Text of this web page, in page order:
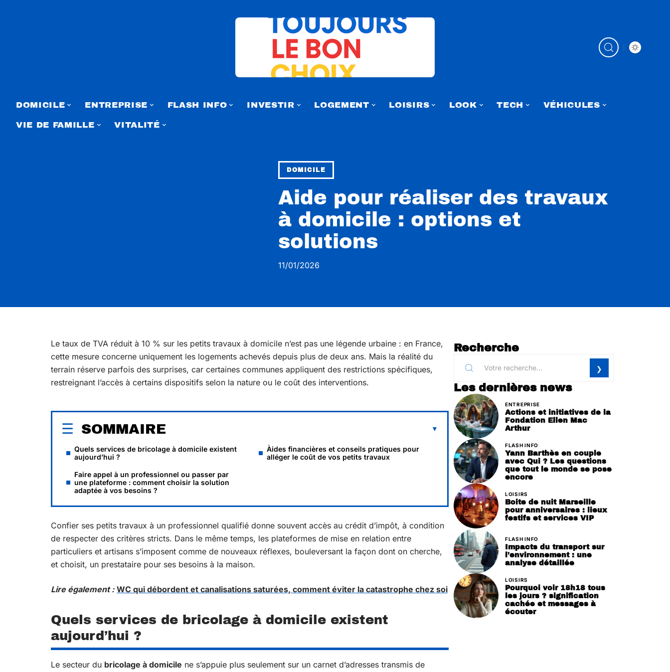
DOMICILE ENTREPRISE FLASH INFO INVESTIR LOGEMENT LOISIRS LOOK TECH VÉHICULES
VIE DE FAMILLE VITALITÉ
DOMICILE
Aide pour réaliser des travaux
à domicile : options et
solutions
11/01/2026
Le taux de TVA réduit à 10 % sur les petits travaux à domicile n’est pas une légende urbaine : en France,
cette mesure concerne uniquement les logements achevés depuis plus de deux ans. Mais la réalité du
terrain réserve parfois des surprises, car certaines communes appliquent des restrictions spécifiques,
restreignant l’accès à certains dispositifs selon la nature ou le coût des interventions.
SOMMAIRE
Quels services de bricolage à domicile existent
aujourd’hui ?
Faire appel à un professionnel ou passer par
une plateforme : comment choisir la solution
adaptée à vos besoins ?
Àides financières et conseils pratiques pour
alléger le coût de vos petits travaux
Confier ses petits travaux à un professionnel qualifié donne souvent accès au crédit d’impôt, à condition
de respecter des critères stricts. Dans le même temps, les plateformes de mise en relation entre
particuliers et artisans s’imposent comme de nouveaux réflexes, bouleversant la façon dont on cherche,
et choisit, un prestataire pour ses besoins à la maison.
Lire également : WC qui débordent et canalisations saturées, comment éviter la catastrophe chez soi
Quels services de bricolage à domicile existent
aujourd’hui ?
Le secteur du bricolage à domicile ne s’appuie plus seulement sur un carnet d’adresses transmis de
Recherche
Les dernières news
ENTREPRISE
Actions et initiatives de la
Fondation Ellen Mac
Arthur
FLASH INFO
Yann Barthès en couple
avec Qui ? Les questions
que tout le monde se pose
encore
LOISIRS
Boite de nuit Marseille
pour anniversaires : lieux
festifs et services VIP
FLASH INFO
Impacts du transport sur
l’environnement : une
analyse détaillée
LOISIRS
Pourquoi voir 18h18 tous
les jours ? signification
cachée et messages à
écouter